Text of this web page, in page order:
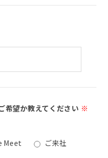
希望か教えてください ※
Meet ご来社